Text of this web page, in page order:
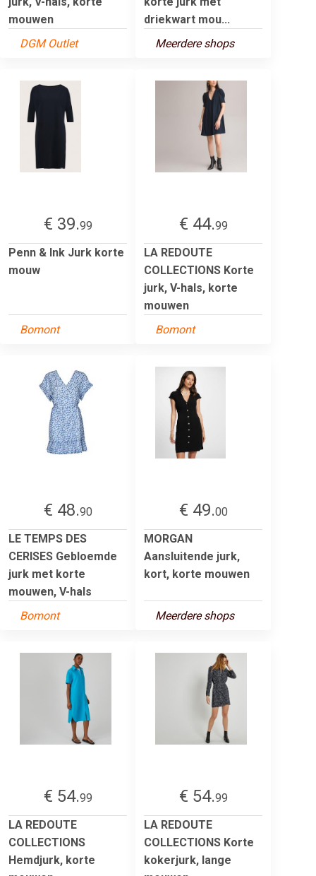
mouwen
DGM Outlet
driekwart mou...
Meerdere shops
€ 39.99
Penn & Ink Jurk korte
mouw
Bomont
€ 44.99
LA REDOUTE
COLLECTIONS Korte
jurk, V-hals, korte
mouwen
Bomont
€ 48.90
LE TEMPS DES
CERISES Gebloemde
jurk met korte
mouwen, V-hals
Bomont
€ 49.00
MORGAN
Aansluitende jurk,
kort, korte mouwen
Meerdere shops
€ 54.99
LA REDOUTE
COLLECTIONS
Hemdjurk, korte
€ 54.99
LA REDOUTE
COLLECTIONS Korte
kokerjurk, lange